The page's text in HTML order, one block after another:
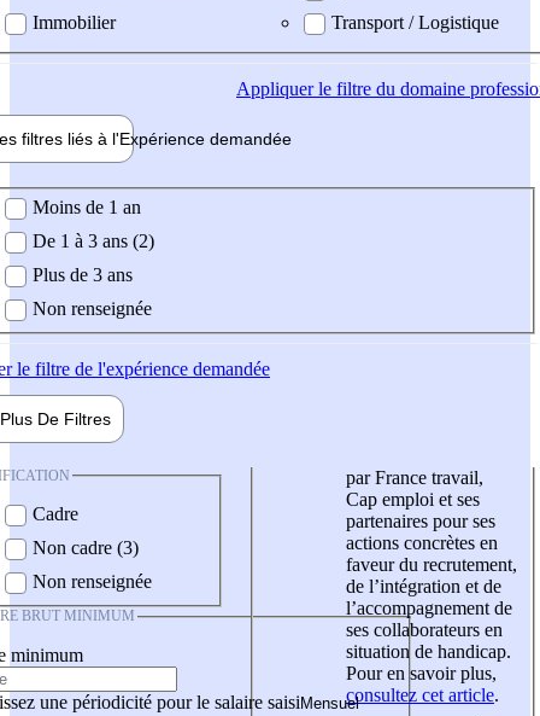
Immobilier
Transport / Logistique
Appliquerle filtre du domaine
filtres liés à l'Expérience demandée
demandée
Moins de 1 an
De 1 à 3 ans (2)
Plus de 3 ans
Non renseignée
le filtre de l'expérience demandée
Plus De Filtres
Cadre
Non cadre (3)
Non renseignée
BRUT MINIMUM
minimum
une périodicité pour le salaire saisi
par France travail,
Cap emploi et ses
partenaires pour ses
actions concrètes en
faveur du recrutement,
de l’intégration et de
l’accompagnement de
ses collaborateurs en
situation de handicap.
Pour en savoir plus,
consultez cet article.